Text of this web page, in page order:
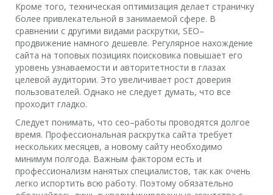
Кроме того, техническая оптимизация делает страничку
более привлекательной в занимаемой сфере. В
сравнении с другими видами раскрутки, SEO–
продвижение намного дешевле. Регулярное нахождение
сайта на топовых позициях поисковика повышает его
уровень узнаваемости и авторитетности в глазах
целевой аудитории. Это увеличивает рост доверия
пользователей. Однако не следует думать, что все
проходит гладко.
Следует понимать, что сео–работы проводятся долгое
время. Профессиональная раскрутка сайта требует
нескольких месяцев, а новому сайту необходимо
минимум полгода. Важным фактором есть и
профессионализм нанятых специалистов, так как очень
легко испортить всю работу. Поэтому обязательно